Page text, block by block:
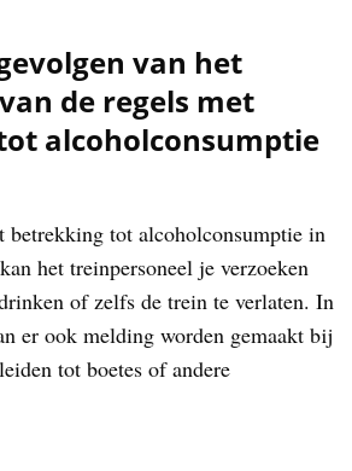
van het
de regels met
alcoholconsumptie
betrekking tot alcoholconsumptie in
het treinpersoneel je verzoeken
of zelfs de trein te verlaten. In
er ook melding worden gemaakt bij
tot boetes of andere